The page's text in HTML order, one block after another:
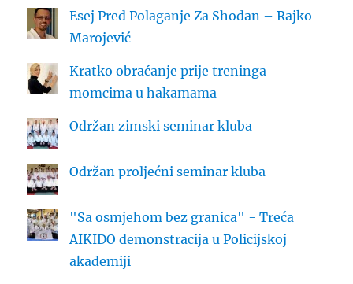
Esej Pred Polaganje Za Shodan – Rajko
Marojević
Kratko obraćanje prije treninga
momcima u hakamama
Održan zimski seminar kluba
Održan proljećni seminar kluba
"Sa osmjehom bez granica" - Treća
AIKIDO demonstracija u Policijskoj
akademiji